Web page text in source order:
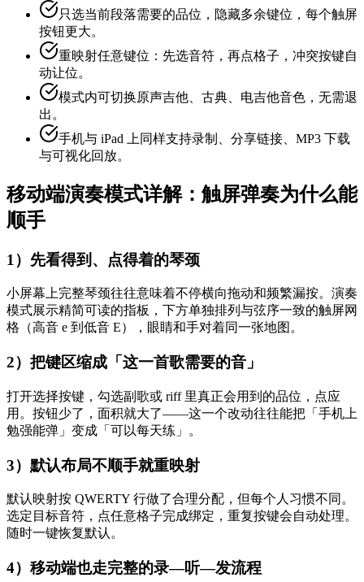
只选当前段落需要的品位，隐藏多余键位，每个触屏
按钮更大。
重映射任意键位：先选音符，再点格子，冲突按键自
动让位。
模式内可切换原声吉他、古典、电吉他音色，无需退
出。
手机与 iPad 上同样支持录制、分享链接、MP3 下载
与可视化回放。
移动端演奏模式详解：触屏弹奏为什么能
顺手
1）先看得到、点得着的琴颈
小屏幕上完整琴颈往往意味着不停横向拖动和频繁漏按。演奏
模式展示精简可读的指板，下方单独排列与弦序一致的触屏网
格（高音 e 到低音 E），眼睛和手对着同一张地图。
2）把键区缩成「这一首歌需要的音」
打开选择按键，勾选副歌或 riff 里真正会用到的品位，点应
用。按钮少了，面积就大了——这一个改动往往能把「手机上
勉强能弹」变成「可以每天练」。
3）默认布局不顺手就重映射
默认映射按 QWERTY 行做了合理分配，但每个人习惯不同。
选定目标音符，点任意格子完成绑定，重复按键会自动处理。
随时一键恢复默认。
4）移动端也走完整的录—听—发流程